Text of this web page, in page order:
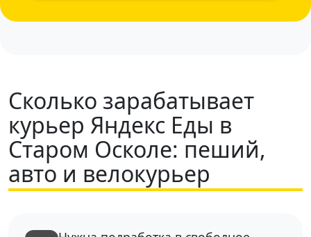
Сколько зарабатывает
курьер Яндекс Еды в
Старом Осколе: пеший,
авто и велокурьер